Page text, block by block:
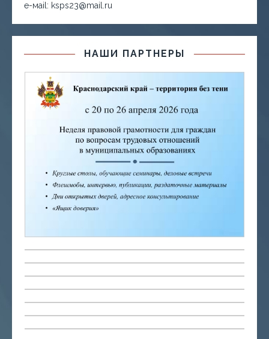
е-маil: ksps23@mail.ru
НАШИ ПАРТНЕРЫ